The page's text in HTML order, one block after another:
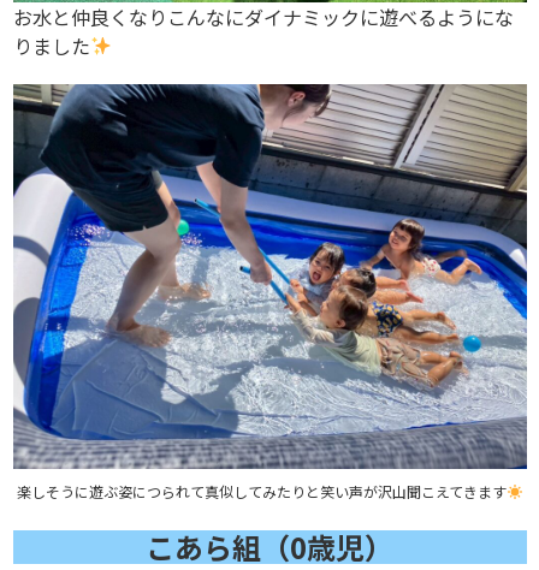
お水と仲良くなりこんなにダイナミックに遊べるようにな
りました
楽しそうに遊ぶ姿につられて真似してみたりと笑い声が沢山聞こえてきます
こあら組（0歳児）